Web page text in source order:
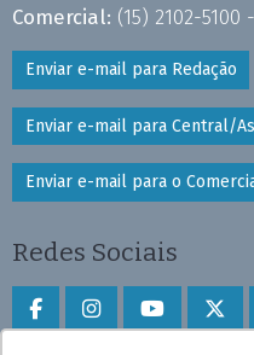
Comercial: (15) 2102-
Enviar e-mail para Redação
Enviar e-mail para Central/
Enviar e-mail para o
Redes Sociais